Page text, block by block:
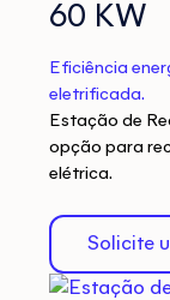
60 KW
Eficiência
eletrificada.
Estação de
opção para
elétrica.
Solicite